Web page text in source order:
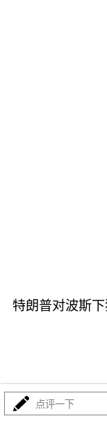
特朗普对波斯
最热 点评一下